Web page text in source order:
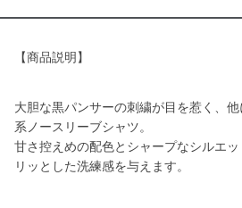
【商品説明】
大胆な黒パンサーの刺繍が目を惹く、
系ノースリーブシャツ。
甘さ控えめの配色とシャープなシルエ
リッとした洗練感を与えます。